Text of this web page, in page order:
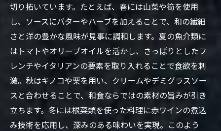
切り拓いています。たとえば、春には山菜や筍を使用
し、ソースにバターやハーブを加えることで、和の繊細
さと洋の豊かな風味が見事に調和します。夏の魚介類に
はトマトやオリーブオイルを活かし、さっぱりとしたフ
レンチやイタリアンの要素を取り入れることで食欲を刺
激。秋はキノコや栗を用い、クリームやデミグラスソー
スと合わせることで、和食ならではの素材の旨みが引き
立ちます。冬には根菜類を使った料理に赤ワインの煮込
み技術を応用し、深みのある味わいを実現。このよう